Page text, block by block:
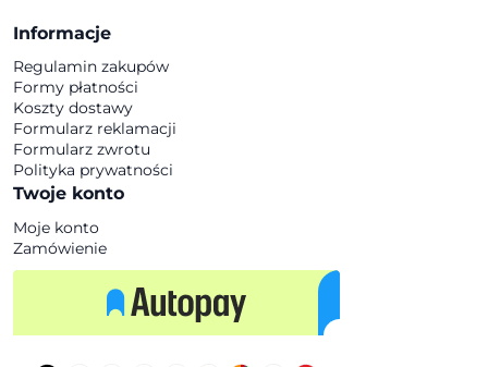
Informacje
Regulamin zakupów
Formy płatności
Koszty dostawy
Formularz reklamacji
Formularz zwrotu
Polityka prywatności
Twoje konto
Moje konto
Zamówienie